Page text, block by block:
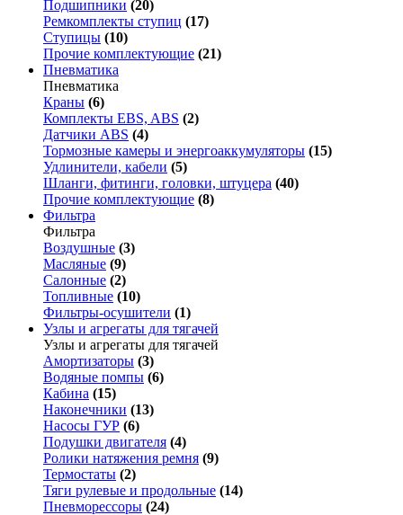
Подшипники (20)
Ремкомплекты ступиц (17)
Ступицы (10)
Прочие комплектующие (21)
Пневматика
Пневматика
Краны (6)
Комплекты EBS, ABS (2)
Датчики ABS (4)
Тормозные камеры и энергоаккумуляторы (15)
Удлинители, кабели (5)
Шланги, фитинги, головки, штуцера (40)
Прочие комплектующие (8)
Фильтра
Фильтра
Воздушные (3)
Масляные (9)
Салонные (2)
Топливные (10)
Фильтры-осушители (1)
Узлы и агрегаты для тягачей
Узлы и агрегаты для тягачей
Амортизаторы (3)
Водяные помпы (6)
Кабина (15)
Наконечники (13)
Насосы ГУР (6)
Подушки двигателя (4)
Ролики натяжения ремня (9)
Термостаты (2)
Тяги рулевые и продольные (14)
Пневморессоры (24)